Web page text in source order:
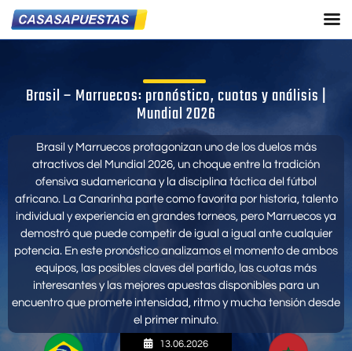
Brasil – Marruecos: pronóstico, cuotas y análisis |
Mundial 2026
Brasil y Marruecos protagonizan uno de los duelos más
atractivos del Mundial 2026, un choque entre la tradición
ofensiva sudamericana y la disciplina táctica del fútbol
africano. La Canarinha parte como favorita por historia, talento
individual y experiencia en grandes torneos, pero Marruecos ya
demostró que puede competir de igual a igual ante cualquier
potencia. En este pronóstico analizamos el momento de ambos
equipos, las posibles claves del partido, las cuotas más
interesantes y las mejores apuestas disponibles para un
encuentro que promete intensidad, ritmo y mucha tensión desde
el primer minuto.
13.06.2026